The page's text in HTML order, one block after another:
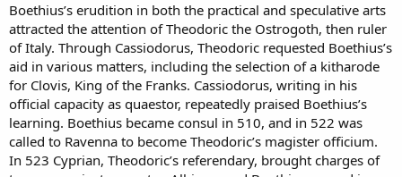
Boethius’s erudition in both the practical and speculative arts
attracted the attention of Theodoric the Ostrogoth, then ruler
of Italy. Through Cassiodorus, Theodoric requested Boethius’s
aid in various matters, including the selection of a kitharode
for Clovis, King of the Franks. Cassiodorus, writing in his
official capacity as quaestor, repeatedly praised Boethius’s
learning. Boethius became consul in 510, and in 522 was
called to Ravenna to become Theodoric’s magister officium.
In 523 Cyprian, Theodoric’s referendary, brought charges of